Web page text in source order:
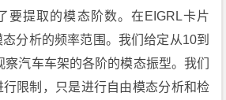
要提取的模态阶数。在EIGRL卡片
分析的频率范围。我们给定从10到
汽车车架的各阶的模态振型。我们
限制，只是进行自由模态分析和检